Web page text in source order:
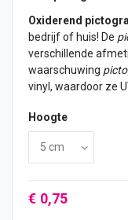
Oxiderend
bedrijf of huis! De
verschillende
waarschuwing
vinyl, waardoor ze
Hoogte
€ 0,75